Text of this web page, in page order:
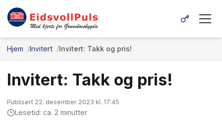
Hjem Invitert Invitert: Takk og pris!
Invitert: Takk og pris!
Publisert 22. desember 2023 kl. 17:45
Lesetid: ca. 2 minutter